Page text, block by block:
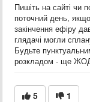
Пишіть на сайті чи
поточний день, якщо
закінчення ефіру
глядачі могли
Будьте
розкладом - ще
5 1